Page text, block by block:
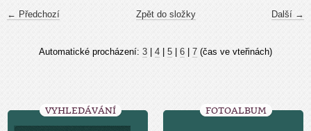
← Předchozí Další →
Zpět do složky
Automatické procházení: 3 4 5 6 7 (čas ve vteřinách)
VYHLEDÁVÁNÍ FOTOALBUM